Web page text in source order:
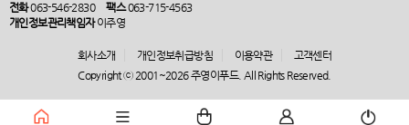
전화063-546-2830 팩스063-715-4563
개인정보관리책임자이주영
회사소개 개인정보취급방침 이용약관
고객센터
Copyright ⓒ 2001~2026 주영이푸드. All Rights Reserved.